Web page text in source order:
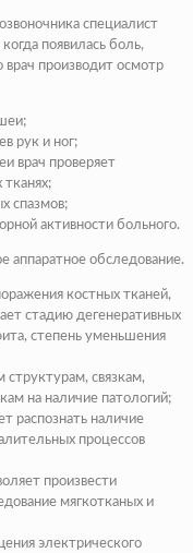
специалист
появилась боль,
врач производит осмотр
рук и ног;
врач проверяет
спазмов;
активности больного.
аппаратное обследование.
костных тканей,
стадию дегенеративных
степень уменьшения
связкам,
на наличие патологий;
распознать наличие
процессов
произвести
мягкотканых и
электрического